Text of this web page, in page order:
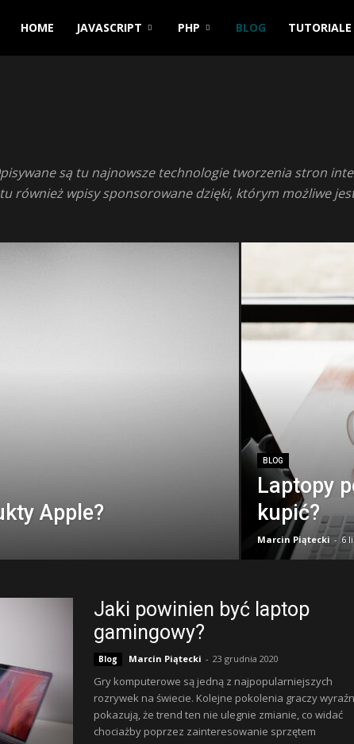
Dodatki
internetowych
HOME JAVASCRIPT PHP BLOG TUTORIALE
są tu najnowsze technologie tworzenia stron
również wpisy sponsorowane dzięki, którym możliwe
Apple?
BLOG
Laptopy
kupić?
Marcin Piątecki - 6
Jaki powinien być laptop
gamingowy?
Blog Marcin Piątecki - 23 grudnia 2020
Gry komputerowe są jedną z najpopularniejszych
rozrywek na świecie. Kolejne pokolenia graczy
pokazują, że trend ten nie ulegnie zmianie, co widać
chociażby poprzez zainteresowanie sprzętem